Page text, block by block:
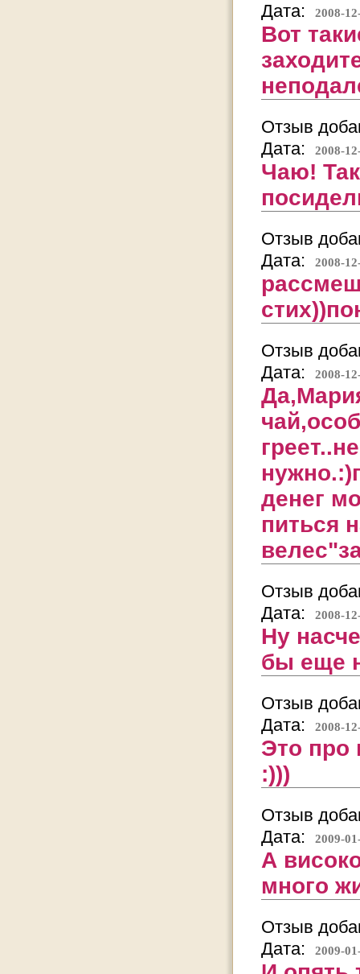
Дата:
2008-
Вот
Отзыв
Дата:
2008-
Чаю!
Отзыв
Дата:
2008-
Отзыв
Дата:
2008-
денег
питься
Отзыв
Дата:
2008-
Ну
бы еще
Отзыв
Дата:
2008-
Это про
:)))
Отзыв
Дата:
2009-
А
много
Отзыв
Дата:
2009-